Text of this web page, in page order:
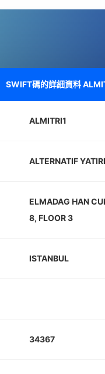
SWIFT碼的詳細資料
ALMITRI1
ALTERNATIF
ELMADAG HAN
8, FLOOR 3
ISTANBUL
34367